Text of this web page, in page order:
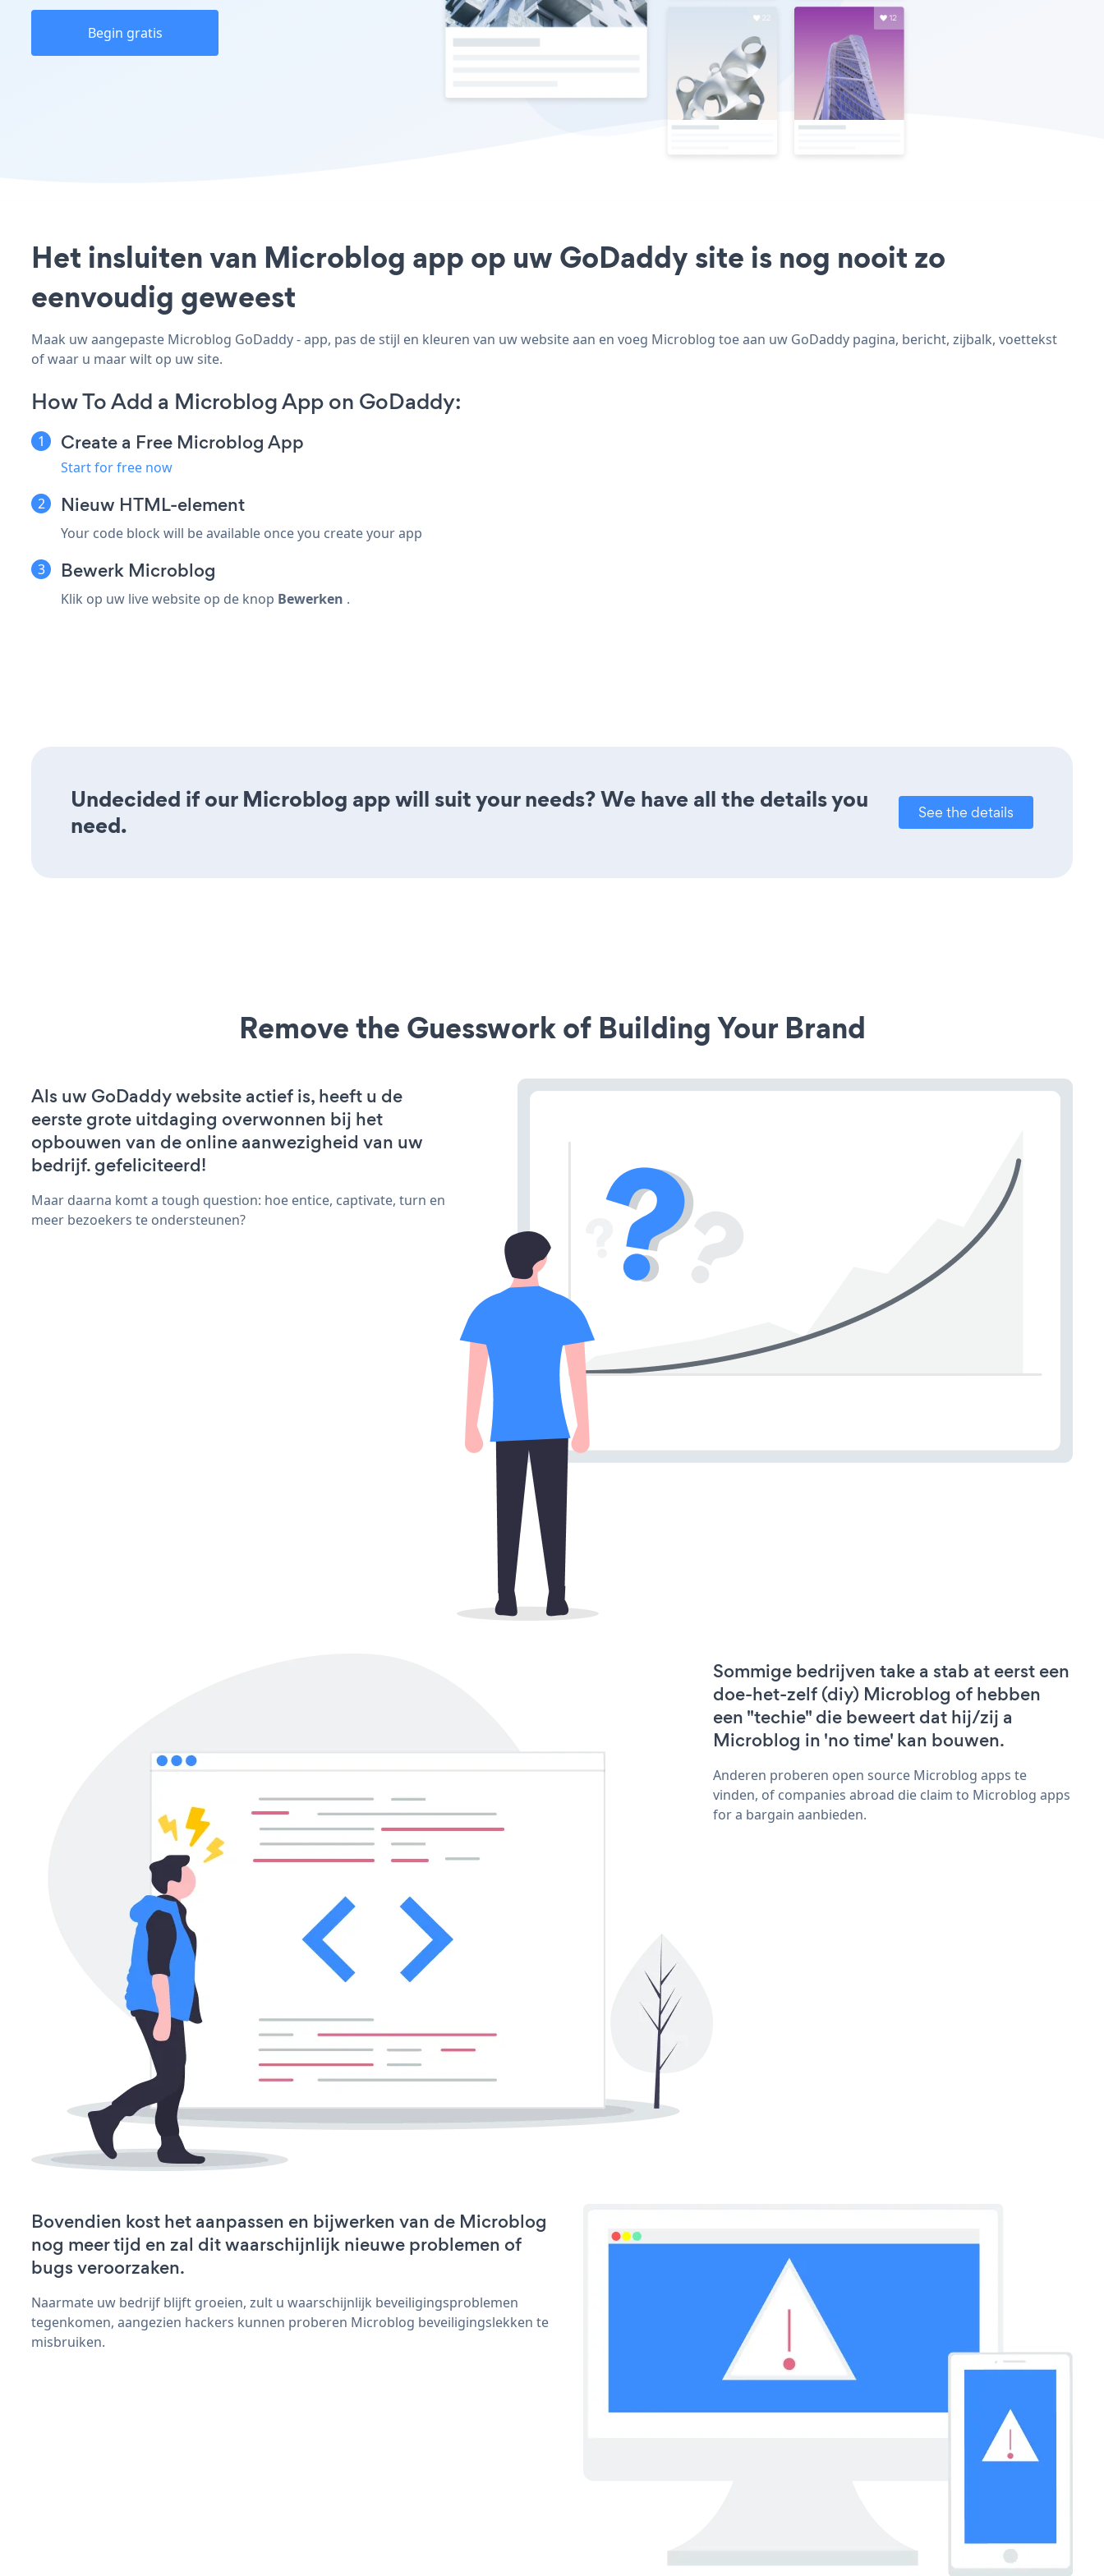
Begin gratis
Het insluiten van Microblog app op uw GoDaddy site is nog nooit zo
eenvoudig geweest
Maak uw aangepaste Microblog GoDaddy - app, pas de stijl en kleuren van uw website aan en voeg Microblog toe aan uw GoDaddy pagina, bericht, zijbalk, voettekst
of waar u maar wilt op uw site.
How To Add a Microblog App on GoDaddy:
Create a Free Microblog App
Start for free now
Nieuw HTML-element
Your code block will be available once you create your app
Bewerk Microblog
Klik op uw live website op de knop Bewerken .
Undecided if our Microblog app will suit your needs? We have all the details you
need.
See the details
Remove the Guesswork of Building Your Brand
Als uw GoDaddy website actief is, heeft u de
eerste grote uitdaging overwonnen bij het
opbouwen van de online aanwezigheid van uw
bedrijf. gefeliciteerd!
Maar daarna komt a tough question: hoe entice, captivate, turn en
meer bezoekers te ondersteunen?
Sommige bedrijven take a stab at eerst een
doe-het-zelf (diy) Microblog of hebben
een "techie" die beweert dat hij/zij a
Microblog in 'no time' kan bouwen.
Anderen proberen open source Microblog apps te
vinden, of companies abroad die claim to Microblog apps
for a bargain aanbieden.
Bovendien kost het aanpassen en bijwerken van de Microblog
nog meer tijd en zal dit waarschijnlijk nieuwe problemen of
bugs veroorzaken.
Naarmate uw bedrijf blijft groeien, zult u waarschijnlijk beveiligingsproblemen
tegenkomen, aangezien hackers kunnen proberen Microblog beveiligingslekken te
misbruiken.